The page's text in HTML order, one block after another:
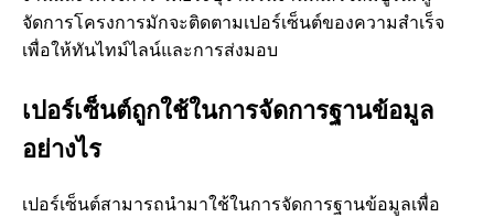
จัดการโครงการมักจะติดตามเปอร์เซ็นต์ของความสำเร็จ
เพื่อให้ทันไทม์ไลน์และการส่งมอบ
เปอร์เซ็นต์ถูกใช้ในการจัดการฐานข้อมูล
อย่างไร
เปอร์เซ็นต์สามารถนำมาใช้ในการจัดการฐานข้อมูลเพื่อ